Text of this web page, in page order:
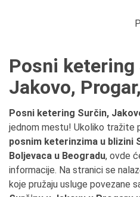
Posni ketering
Jakovo,
Posni ketering Surčin,
jednom mestu! Ukoliko tražite
posnim keterinzima u blizini
Boljevaca u Beogradu, ovde
informacije. Na stranici se
koje pružaju usluge povezane